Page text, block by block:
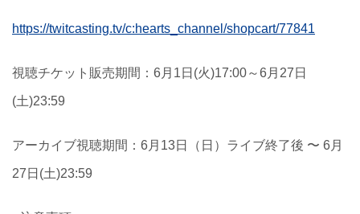
https://twitcasting.tv/c:hearts_channel/shopcart/77841
視聴チケット販売期間：6月1日(火)17:00～6月27日
(土)23:59
アーカイブ視聴期間：6月13日（日）ライブ終了後 〜 6月
27日(土)23:59